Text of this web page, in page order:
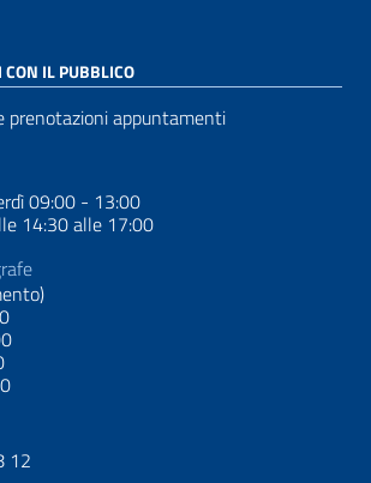
CON IL PUBBLICO
prenotazioni appuntamenti
09:00 - 13:00
14:30 alle 17:00
12